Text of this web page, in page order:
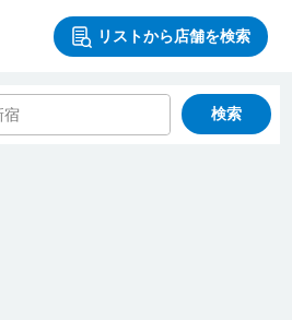
リストから店舗を検索
検索